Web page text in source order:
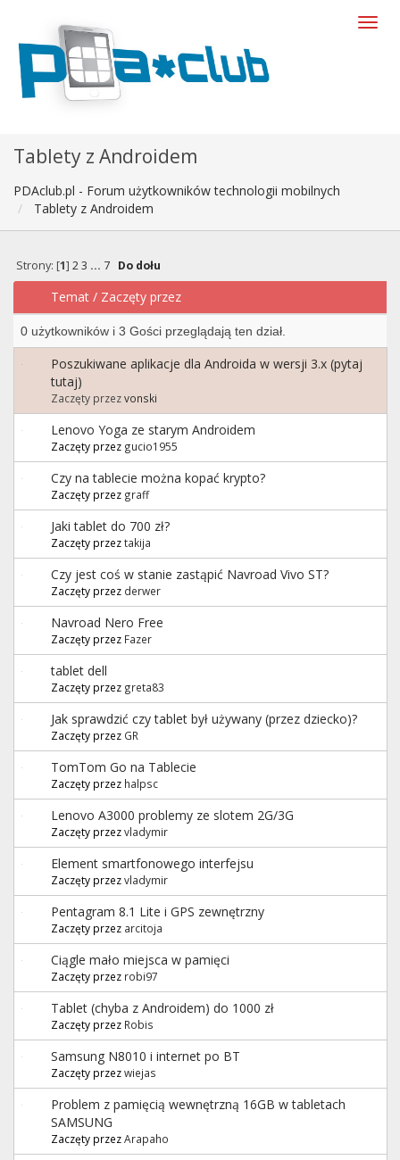
Tablety z Androidem
PDAclub.pl - Forum użytkowników technologii mobilnych
Tablety z Androidem
Strony: [1] 2 3 ... 7 Do dołu
Temat / Zaczęty przez
0 użytkowników i 3 Gości przeglądają ten dział.
Poszukiwane aplikacje dla Androida w wersji 3.x (pytaj
tutaj)
Zaczęty przezvonski
Lenovo Yoga ze starym Androidem
Zaczęty przez gucio1955
Czy na tablecie można kopać krypto?
Zaczęty przez graff
Jaki tablet do 700 zł?
Zaczęty przeztakija
Czy jest coś w stanie zastąpić Navroad Vivo ST?
Zaczęty przez derwer
Navroad Nero Free
Zaczęty przez Fazer
tablet dell
Zaczęty przez greta83
Jak sprawdzić czy tablet był używany (przez dziecko)?
Zaczęty przez GR
TomTom Go na Tablecie
Zaczęty przez halpsc
Lenovo A3000 problemy ze slotem 2G/3G
Zaczęty przezvladymir
Element smartfonowego interfejsu
Zaczęty przezvladymir
Pentagram 8.1 Lite i GPS zewnętrzny
Zaczęty przez arcitoja
Ciągle mało miejsca w pamięci
Zaczęty przez robi97
Tablet (chyba z Androidem) do 1000 zł
Zaczęty przez Robis
Samsung N8010 i internet po BT
Zaczęty przezwiejas
Problem z pamięcią wewnętrzną 16GB w tabletach
SAMSUNG
Zaczęty przezArapaho